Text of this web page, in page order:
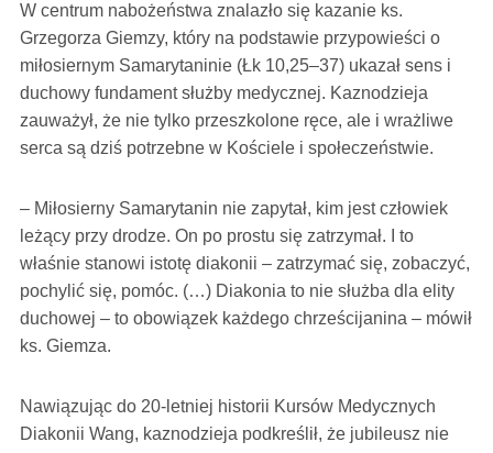
W centrum nabożeństwa znalazło się kazanie ks.
Grzegorza Giemzy, który na podstawie przypowieści o
miłosiernym Samarytaninie (Łk 10,25–37) ukazał sens i
duchowy fundament służby medycznej. Kaznodzieja
zauważył, że nie tylko przeszkolone ręce, ale i wrażliwe
serca są dziś potrzebne w Kościele i społeczeństwie.
– Miłosierny Samarytanin nie zapytał, kim jest człowiek
leżący przy drodze. On po prostu się zatrzymał. I to
właśnie stanowi istotę diakonii – zatrzymać się, zobaczyć,
pochylić się, pomóc. (…) Diakonia to nie służba dla elity
duchowej – to obowiązek każdego chrześcijanina – mówił
ks. Giemza.
Nawiązując do 20-letniej historii Kursów Medycznych
Diakonii Wang, kaznodzieja podkreślił, że jubileusz nie